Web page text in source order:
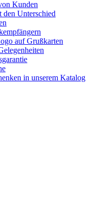
Kunden
den Unterschied
auf Grußkarten
in unserem Katalog